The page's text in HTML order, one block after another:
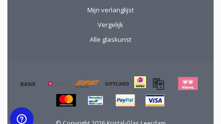
Mijn verlanglijst
Vergelijk
Alle glaskunst